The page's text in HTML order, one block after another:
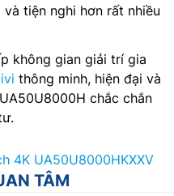
tiện nghi hơn rất nhiều
không gian giải trí gia
thông minh, hiện đại và
chắc chắn
4K UA50U8000HKXXV
TÂM